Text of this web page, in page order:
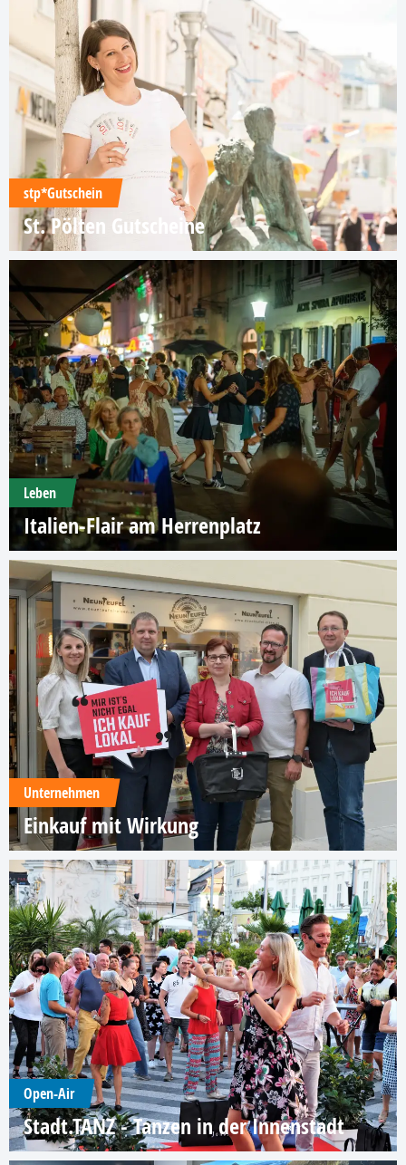
stp*Gutschein
St. Pölten Gutscheine
Leben
Italien-Flair am Herrenplatz
Unternehmen
Einkauf mit Wirkung
Open-Air
Stadt.TANZ - Tanzen in der Innenstadt